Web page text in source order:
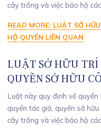
cây trồng và việc bảo hộ
READ MORE: LUẬT SỞ
HỘ QUYỀN LIÊN QUAN
LUẬT SỞ HỮU
QUYỀN SỞ HỮU
Luật này quy định về quyền
quyền tác giả, quyền sở
cây trồng và việc bảo hộ